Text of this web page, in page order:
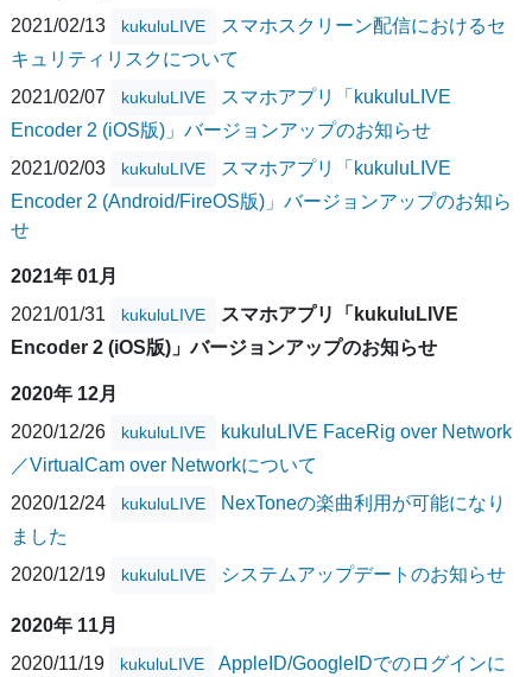
2021/02/13
kukuluLIVE
スマホスクリーン配信におけるセ
キュリティリスクについて
2021/02/07
kukuluLIVE
スマホアプリ「kukuluLIVE
Encoder 2 (iOS版)」バージョンアップのお知らせ
2021/02/03
kukuluLIVE
スマホアプリ「kukuluLIVE
Encoder 2 (Android/FireOS版)」バージョンアップのお知ら
せ
2021年 01月
2021/01/31
kukuluLIVE
スマホアプリ「kukuluLIVE
Encoder 2 (iOS版)」バージョンアップのお知らせ
2020年 12月
2020/12/26
kukuluLIVE
kukuluLIVE FaceRig over Network
／VirtualCam over Networkについて
2020/12/24
kukuluLIVE
NexToneの楽曲利用が可能になり
ました
2020/12/19
kukuluLIVE システムアップデートのお知らせ
2020年 11月
2020/11/19
kukuluLIVE
AppleID/GoogleIDでのログインに